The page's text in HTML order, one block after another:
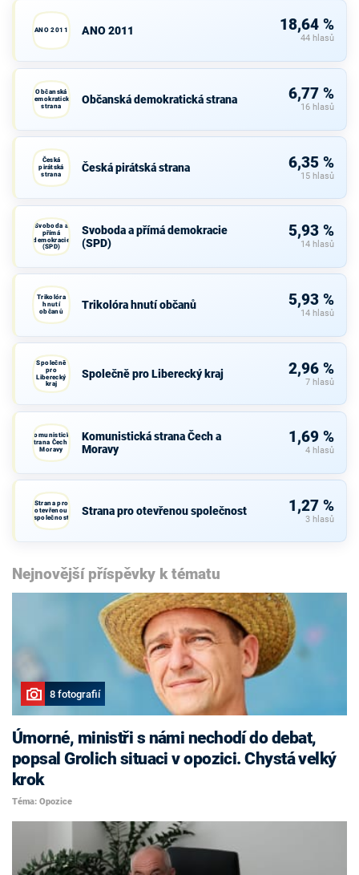
ANO 2011 ANO 2011 18,64 %
44 hlasů
Občanská
demokratická
strana
Občanská demokratická strana 6,77 %
16 hlasů
Česká
pirátská
strana
Česká pirátská strana 6,35 %
15 hlasů
Svoboda a
přímá
demokracie
(SPD)
Svoboda a přímá demokracie
(SPD)
5,93 %
14 hlasů
Trikolóra
hnutí
občanů
Trikolóra hnutí občanů 5,93 %
14 hlasů
Společně
pro
Liberecký
kraj
Společně pro Liberecký kraj 2,96 %
7 hlasů
Komunistická
strana Čech a
Moravy
Komunistická strana Čech a
Moravy
1,69 %
4 hlasů
Strana pro
otevřenou
společnost
Strana pro otevřenou společnost 1,27 %
3 hlasů
Nejnovější příspěvky k tématu
8 fotografií
Úmorné, ministři s námi nechodí do debat,
popsal Grolich situaci v opozici. Chystá velký
krok
Téma: Opozice